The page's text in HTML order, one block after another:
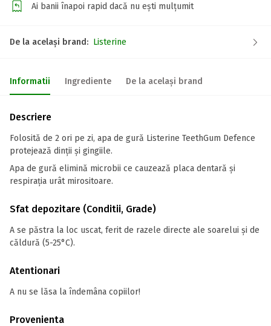
Ai banii înapoi rapid dacă nu ești mulțumit
De la același brand: Listerine
Informatii Ingrediente De la același brand
Descriere
Folosită de 2 ori pe zi, apa de gură Listerine TeethGum Defence
protejează dinții și gingiile.
Apa de gură elimină microbii ce cauzează placa dentară și
respirația urât mirositoare.
Sfat depozitare (Conditii, Grade)
A se păstra la loc uscat, ferit de razele directe ale soarelui și de
căldură (5-25°C).
Atentionari
A nu se lăsa la îndemâna copiilor!
Provenienta